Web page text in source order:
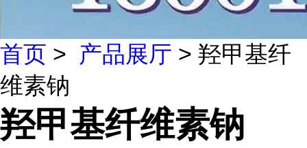
首页 > 产品展厅 > 羟甲基纤
维素钠
羟甲基纤维素钠